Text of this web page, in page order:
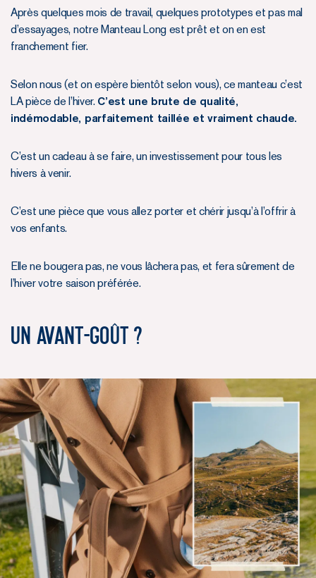
Après quelques mois de travail, quelques prototypes et pas mal
d’essayages, notre Manteau Long est prêt et on en est
franchement fier.
Selon nous (et on espère bientôt selon vous), ce manteau c’est
LA pièce de l’hiver. C’est une brute de qualité,
indémodable, parfaitement taillée et vraiment chaude.
C’est un cadeau à se faire, un investissement pour tous les
hivers à venir.
C’est une pièce que vous allez porter et chérir jusqu’à l’offrir à
vos enfants.
Elle ne bougera pas, ne vous lâchera pas, et fera sûrement de
l’hiver votre saison préférée.
Un avant-goût ?